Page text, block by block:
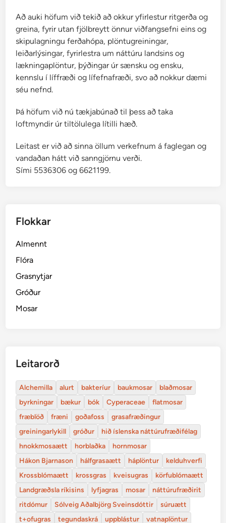
Að auki höfum við tekið að okkur yfirlestur ritgerða og
greina, fyrir utan fjölbreytt önnur viðfangsefni eins og
skipulagningu ferðahópa, plöntugreiningar,
leiðarlýsingar, fyrirlestra um náttúru landsins og
lækningaplöntur, þýðingar úr sænsku og ensku,
kennslu í líffræði og lífefnafræði, svo að nokkur dæmi
séu nefnd.
Þá höfum við nú tækjabúnað til þess að taka
loftmyndir úr tiltölulega lítilli hæð.
Leitast er við að sinna öllum verkefnum á faglegan og
vandaðan hátt við sanngjörnu verði.
Sími 5536306 og 6621199.
Flokkar
Almennt
Flóra
Grasnytjar
Gróður
Mosar
Leitarorð
Alchemilla alurt bakteríur baukmosar
blaðmosar
byrkningar
bækur bók Cyperaceae
flatmosar
fræblöð
fræni goðafoss
grasafræðingur
greiningarlykill
gróður
hið íslenska náttúrufræðifélag
hnokkmosaætt
horblaðka
hornmosar
Hákon Bjarnason
hálfgrasaætt háplöntur
kelduhverfi
Krossblómaætt
krossgras kveisugras
körfublómaætt
Landgræðsla ríkisins
lyfjagras mosar
náttúrufræðirit
ritdómur
Sólveig Aðalbjörg Sveinsdóttir
súruætt
t+ofugras
tegundaskrá uppblástur vatnaplöntur